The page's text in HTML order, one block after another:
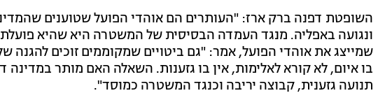
השופטת דפנה ברק ארז: "העותרים הם אוהדי הפועל שטוענים
ונגועה באפליה. מנגד העמדה הבסיסית של המשטרה היא שהיא פועלת
שמייצג את אוהדי הפועל, אמר: "גם ביטויים שמקוממים זוכים להגנה
בו איום, לא קורא לאלימות, אין בו גזענות. השאלה האם מותר במדינה
תנועה גזענית, קבוצה יריבה וכנגד המשטרה כמוסד".